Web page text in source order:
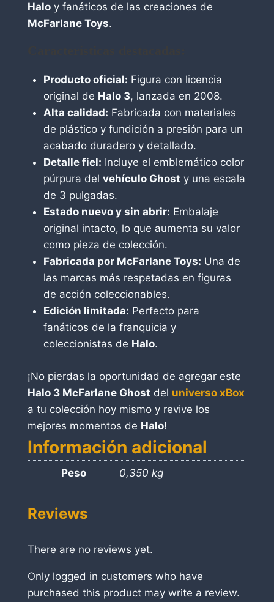
Halo y fanáticos de las creaciones de
McFarlane Toys.
Producto oficial: Figura con licencia
original de Halo 3, lanzada en 2008.
Alta calidad: Fabricada con materiales
de plástico y fundición a presión para un
acabado duradero y detallado.
Detalle fiel: Incluye el emblemático color
púrpura del vehículo Ghost y una escala
de 3 pulgadas.
Estado nuevo y sin abrir: Embalaje
original intacto, lo que aumenta su valor
como pieza de colección.
Fabricada por McFarlane Toys: Una de
las marcas más respetadas en figuras
de acción coleccionables.
Edición limitada: Perfecto para
fanáticos de la franquicia y
coleccionistas de Halo.
¡No pierdas la oportunidad de agregar este
Halo 3 McFarlane Ghost del universo xBox
a tu colección hoy mismo y revive los
mejores momentos de Halo!
Información adicional
Peso 0,350 kg
Reviews
There are no reviews yet.
Only logged in customers who have
purchased this product may write a review.